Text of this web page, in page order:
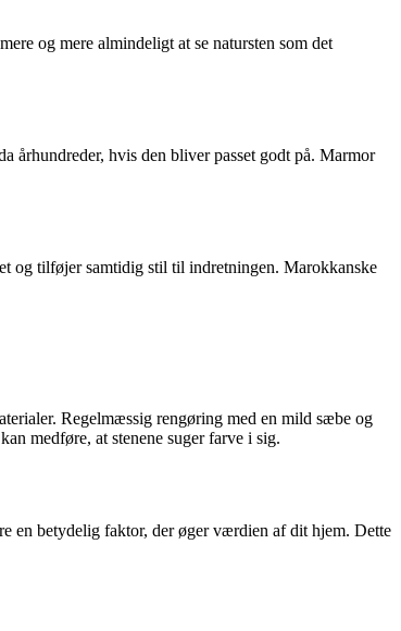
og mere almindeligt at se natursten som det
århundreder, hvis den bliver passet godt på. Marmor
og tilføjer samtidig stil til indretningen. Marokkanske
Regelmæssig rengøring med en mild sæbe og
medføre, at stenene suger farve i sig.
en betydelig faktor, der øger værdien af ​​dit hjem. Dette